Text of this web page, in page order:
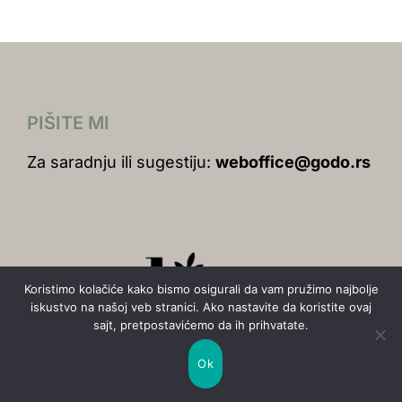
PIŠITE MI
Za saradnju ili sugestiju: weboffice@godo.rs
Koristimo kolačiće kako bismo osigurali da vam pružimo najbolje
iskustvo na našoj veb stranici. Ako nastavite da koristite ovaj
sajt, pretpostavićemo da ih prihvatate.
Ok